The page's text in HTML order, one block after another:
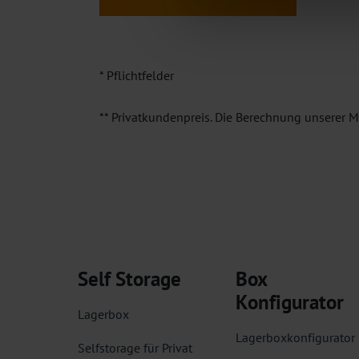
* Pflichtfelder
** Privatkundenpreis. Die Berechnung
Self Storage
Lagerbox
Selfstorage für Privat
Box
Konfigurator
Lagerboxkonfigurator